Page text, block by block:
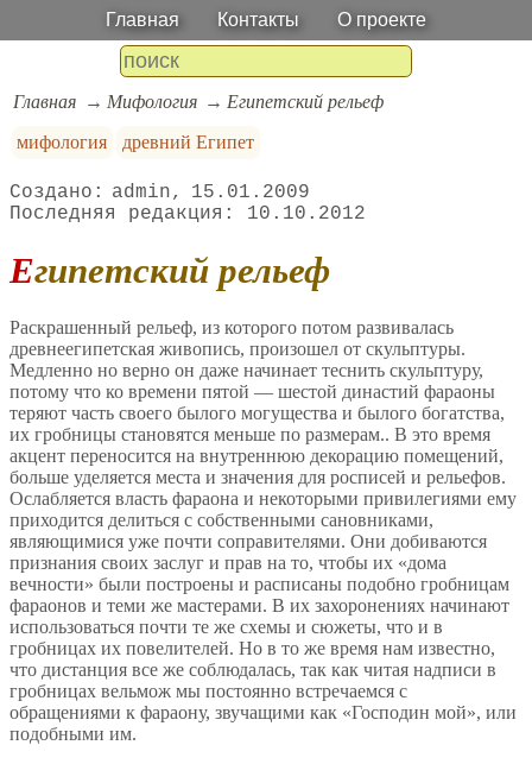
Главная Контакты О проекте
Главная Мифология
Египетский рельеф
мифология
древний Египет
admin
15.01.2009
10.10.2012
Египетский рельеф
Раскрашенный рельеф, из которого потом развивалась
древнеегипетская живопись, произошел от скульптуры.
Медленно но верно он даже начинает теснить скульптуру,
потому что ко времени пятой — шестой династий фараоны
теряют часть своего былого могущества и былого богатства,
их гробницы становятся меньше по размерам.. В это время
акцент переносится на внутреннюю декорацию помещений,
больше уделяется места и значения для росписей и рельефов.
Ослабляется власть фараона и некоторыми привилегиями ему
приходится делиться с собственными сановниками,
являющимися уже почти соправителями. Они добиваются
признания своих заслуг и прав на то, чтобы их «дома
вечности» были построены и расписаны подобно гробницам
фараонов и теми же мастерами. В их захоронениях начинают
использоваться почти те же схемы и сюжеты, что и в
гробницах их повелителей. Но в то же время нам известно,
что дистанция все же соблюдалась, так как читая надписи в
гробницах вельмож мы постоянно встречаемся с
обращениями к фараону, звучащими как «Господин мой», или
подобными им.